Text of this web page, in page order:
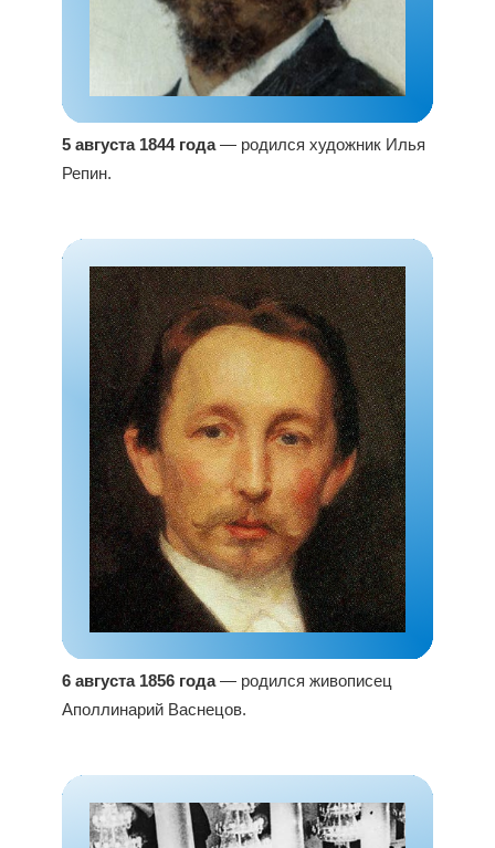
5 августа 1844 года— родился художник Илья
Репин.
6 августа 1856 года— родился живописец
Аполлинарий Васнецов.